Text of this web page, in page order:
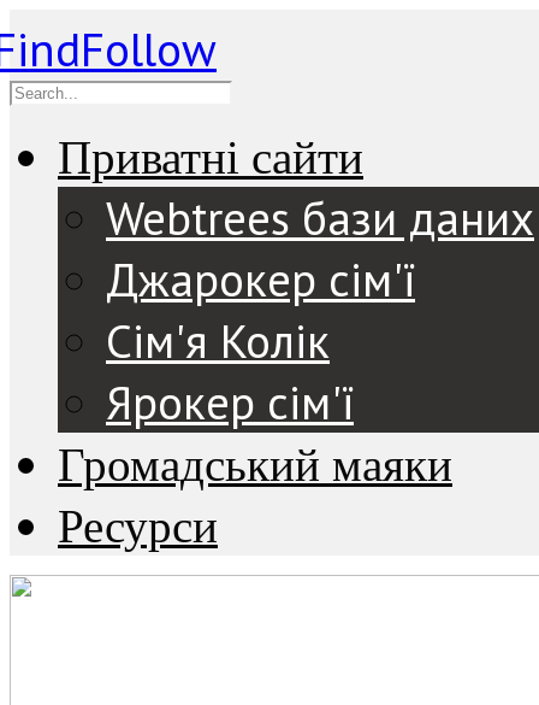
Приватні сайти
Webtrees бази даних
Джарокер сім'ї
Сім'я Колік
Ярокер сім'ї
Громадський маяки
Ресурси